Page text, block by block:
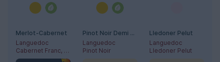
Merlot-Cabernet
Languedoc
Cabernet Franc, Cabernet-Sauvignon, Merlot
Pinot Noir Demi Muid
Languedoc
Pinot Noir
Lledoner Pelut
Languedoc
Lledoner Pelut